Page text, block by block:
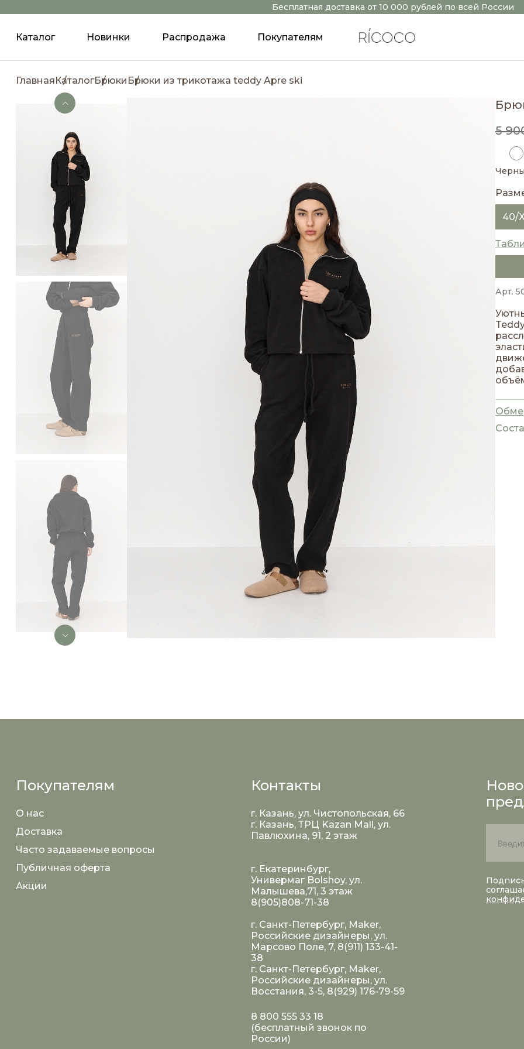
Бесплатная доставка от 10 000 рублей по всей России
Каталог Новинки Распродажа Покупателям
ГлавнаяКаталогБрюки Брюки из трикотажа teddy Apre ski
5
40/
Арт.
Покупателям
О нас
Доставка
Часто задаваемые вопросы
Публичная оферта
Акции
Контакты
г. Казань, ул. Чистопольская, 66
г. Казань, ТРЦ Kazan Mall, ул.
Павлюхина, 91, 2 этаж
г. Екатеринбург,
Универмаг Bolshoy, ул.
Малышева,71, 3 этаж
8(905)808-71-38
г. Санкт-Петербург, Maker,
Российские дизайнеры, ул.
Марсово Поле, 7, 8(911) 133-41-
38
г. Санкт-Петербург, Maker,
Российские дизайнеры, ул.
Восстания, 3-5, 8(929) 176-79-59
8 800 555 33 18
(бесплатный звонок по
России)